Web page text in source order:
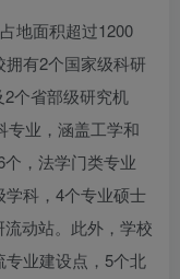
地面积超过1200
有2个国家级科研
个省部级研究机
专业，涵盖工学和
，法学门类专业
学科，4个专业硕士
动站。此外，学校
业建设点，5个北